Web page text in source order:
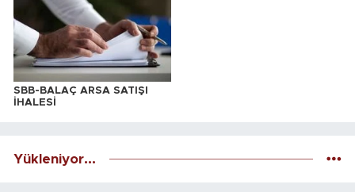
SBB-BALAÇ ARSA SATIŞI
İHALESİ
Yükleniyor...